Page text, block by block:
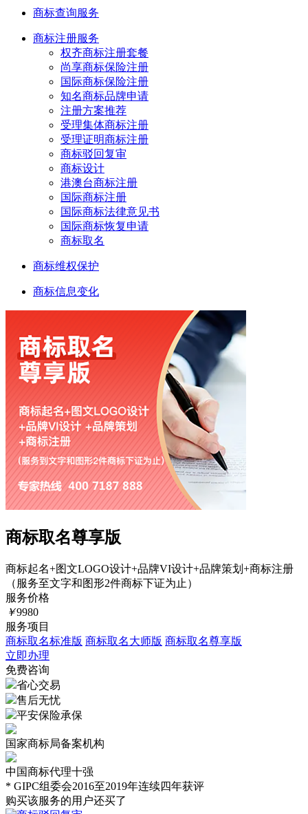
商标查询服务
商标注册服务
权齐商标注册套餐
尚享商标保险注册
国际商标保险注册
知名商标品牌申请
注册方案推荐
受理集体商标注册
受理证明商标注册
商标驳回复审
商标设计
港澳台商标注册
国际商标注册
国际商标法律意见书
国际商标恢复申请
商标取名
商标维权保护
商标信息变化
商标取名尊享版
商标起名+图文LOGO设计+品牌VI设计+品牌策划+商标注册
（服务至文字和图形2件商标下证为止）
服务价格
￥9980
服务项目
商标取名标准版 商标取名大师版 商标取名尊享版
立即办理
免费咨询
省心交易
售后无忧
平安保险承保
国家商标局备案机构
中国商标代理十强
* GIPC组委会2016至2019年连续四年获评
购买该服务的用户还买了